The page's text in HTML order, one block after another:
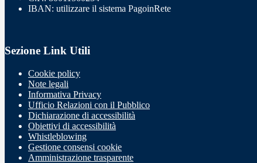
IBAN: utilizzare il sistema PagoinRete
Sezione Link Utili
Cookie policy
Note legali
Informativa Privacy
Ufficio Relazioni con il Pubblico
Dichiarazione di accessibilità
Obiettivi di accessibilità
Whistleblowing
Gestione consensi cookie
Amministrazione trasparente